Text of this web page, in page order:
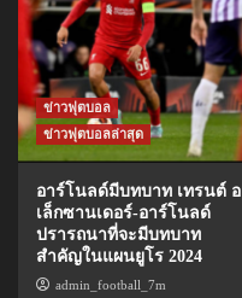
ข่าวฟุตบอล
ข่าวฟุตบอลล่าสุด
อาร์โนลด์มีบทบาท เทรนต์ อ
เล็กซานเดอร์-อาร์โนลด์
ปรารถนาที่จะมีบทบาท
สำคัญในแผนยูโร 2024
admin_football_7m